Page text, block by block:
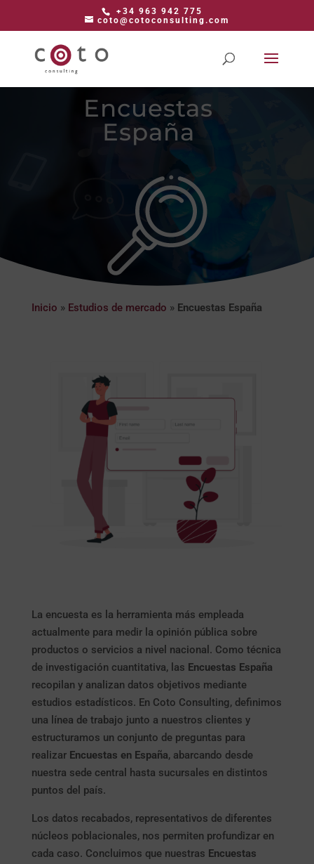
+34 963 942 775
coto@cotoconsulting.com
Encuestas
España
Inicio » Estudios de mercado » Encuestas España
La encuesta es la herramienta más empleada
actualmente para medir la opinión pública sobre
productos o servicios a nivel nacional. Como técnica
de investigación cuantitativa, las Encuestas España
recopilan y analizan datos objetivos mediante
estudios estadísticos. En Coto Consulting, definimos
una línea de trabajo junto a nuestros clientes y
estructuramos un conjunto de preguntas para
realizar Encuestas en España, abarcando desde
nuestra sede central hasta sucursales en distintos
puntos del país.
Los datos recabados, representativos de diferentes
núcleos poblacionales, nos permiten profundizar en
cada caso. Concluimos que nuestras Encuestas